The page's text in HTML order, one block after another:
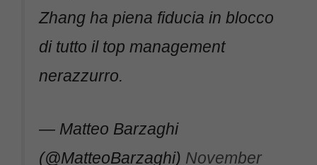
Zhang ha piena fiducia in blocco
di tutto il top management
nerazzurro.
— Matteo Barzaghi
(@MatteoBarzaghi) November